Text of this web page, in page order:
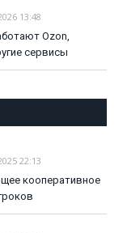
13:48
Ozon,
сервисы
22:13
кооперативное